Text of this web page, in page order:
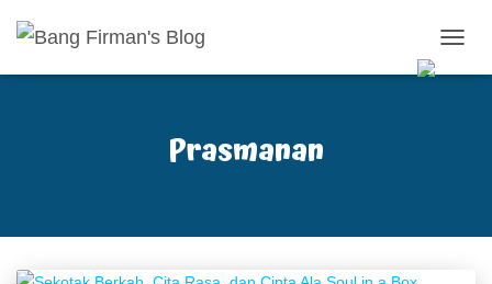
Prasmanan